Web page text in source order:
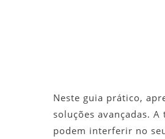
Neste guia prático,
soluções avançadas.
podem interferir no